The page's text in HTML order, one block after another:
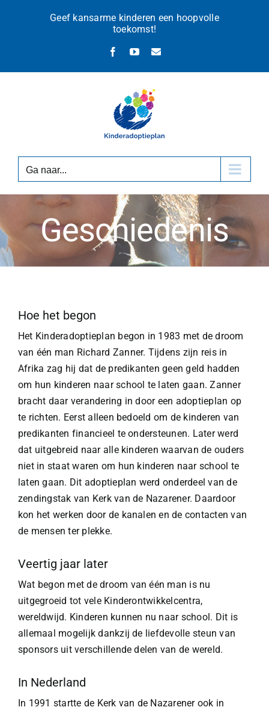
Geef kansarme kinderen een hoopvolle
toekomst!
FacebookYouTube
E-
Ga naar...
Geschiedenis
Hoe het begon
Het Kinderadoptieplan begon in 1983 met de droom
van één man Richard Zanner. Tijdens zijn reis in
Afrika zag hij dat de predikanten geen geld hadden
om hun kinderen naar school te laten gaan. Zanner
bracht daar verandering in door een adoptieplan op
te richten. Eerst alleen bedoeld om de kinderen van
predikanten financieel te ondersteunen. Later werd
dat uitgebreid naar alle kinderen waarvan de ouders
niet in staat waren om hun kinderen naar school te
laten gaan. Dit adoptieplan werd onderdeel van de
zendingstak van Kerk van de Nazarener. Daardoor
kon het werken door de kanalen en de contacten van
de mensen ter plekke.
Veertig jaar later
Wat begon met de droom van één man is nu
uitgegroeid tot vele Kinderontwikkelcentra,
wereldwijd. Kinderen kunnen nu naar school. Dit is
allemaal mogelijk dankzij de liefdevolle steun van
sponsors uit verschillende delen van de wereld.
In Nederland
In 1991 startte de Kerk van de Nazarener ook in